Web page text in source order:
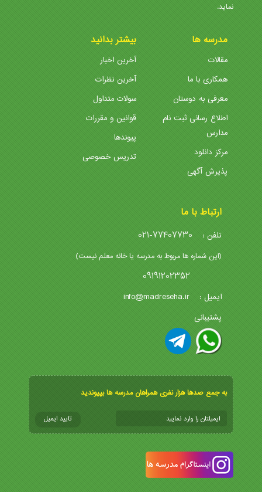
نماید.
مدرسه ها
مقالات
همکاری با ما
معرفی به دوستان
اطلاع رسانی ثبت نام
مدارس
مرکز دانلود
پذیرش آگهی
بیشتر بدانید
آخرین اخبار
آخرین نظرات
سولات متداول
قوانین و مقررات
پیوندها
تدریس خصوصی
ارتباط با ما
تلفن : 021-77407730
(این شماره ها مربوط به مدرسه یا خانه معلم نیست)
09191202352
ایمیل : info@madreseha.ir
پشتیبانی
به جمع صدها هزار نفری همراهان مدرسه ها بپیوندید